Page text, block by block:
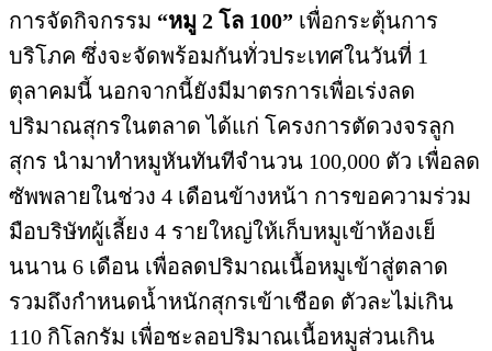
การจัดกิจกรรม “หมู 2 โล 100” เพื่อกระตุ้นการ
บริโภค ซึ่งจะจัดพร้อมกันทั่วประเทศในวันที่ 1
ตุลาคมนี้ นอกจากนี้ยังมีมาตรการเพื่อเร่งลด
ปริมาณสุกรในตลาด ได้แก่ โครงการตัดวงจรลูก
สุกร นำมาทำหมูหันทันทีจำนวน 100,000 ตัว เพื่อลด
ซัพพลายในช่วง 4 เดือนข้างหน้า การขอความร่วม
มือบริษัทผู้เลี้ยง 4 รายใหญ่ให้เก็บหมูเข้าห้องเย็
นนาน 6 เดือน เพื่อลดปริมาณเนื้อหมูเข้าสู่ตลาด
รวมถึงกำหนดน้ำหนักสุกรเข้าเชือด ตัวละไม่เกิน
110 กิโลกรัม เพื่อชะลอปริมาณเนื้อหมูส่วนเกิน